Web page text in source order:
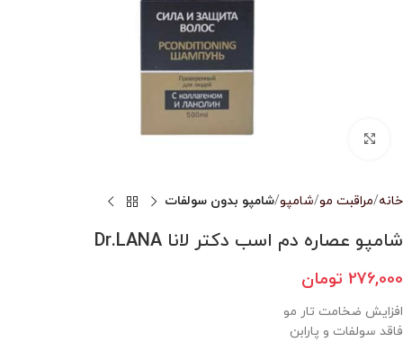
خانه مراقبت مو شامپو شامپو بدون سولفات
شامپو عصاره دم اسب دکتر لانا Dr.LANA
276,000 تومان
افزایش ضخامت تار مو
فاقد سولفات و پارابن